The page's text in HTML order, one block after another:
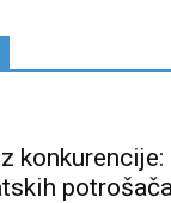
konkurencije: